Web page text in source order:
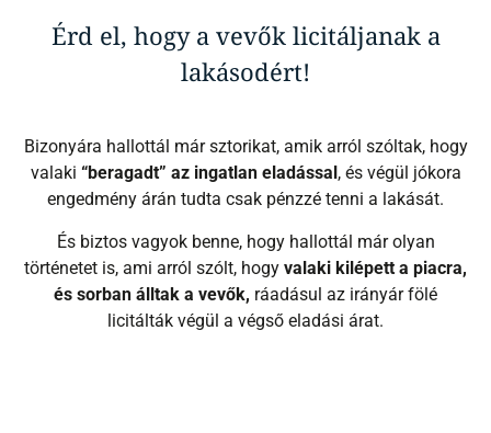
Érd el, hogy a vevők licitáljanak a
lakásodért!
Bizonyára hallottál már sztorikat, amik arról szóltak, hogy
valaki “beragadt” az ingatlan eladással , és végül jókora
engedmény árán tudta csak pénzzé tenni a lakását.
És biztos vagyok benne, hogy hallottál már olyan
történetet is, ami arról szólt, hogy valaki kilépett a piacra,
és sorban álltak a vevők, ráadásul az irányár fölé
licitálták végül a végső eladási árat.